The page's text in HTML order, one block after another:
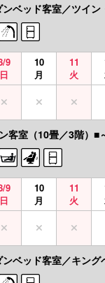
ベッド客室／ツイ
9
日
10
月
11
火
客室（10畳／3階）■
9
日
10
月
11
火
ベッド客室／キング